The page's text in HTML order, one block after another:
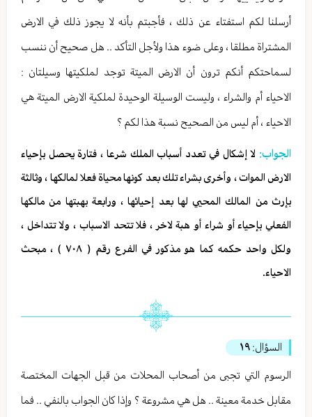
أرسلنا لكم استفتاء عن ذلك ، فأجبتم بأنه لا يجوز ذلك في الارض
المشتراة مطلقا ، وعلى ضوء هذا ولأجل التأكد .. هل صحيح أن ننسب
لسماحتكم أنكم ترون أن الارض الميتة توجد لملكيتها وسيلتان :
الاحياء أم والشراء ، وليست الوسيلة الوحيدة لملكية الارض الميتة هي
الاحياء ، أم ليس من الصحيح نسبة هذا لكم ؟
الجواب: لا إشكال في تعدد أسباب الملك شرعا ، فتارة يحصل بإحياء
الارض الموات ، وأخرى بشراء تلك بعد كونها محياة فعلا لمالكها ، وثالثة
بإرث من المالك المحيي لها بعد إحيائها ، ورابعة بهبتها من مالكها
الفعلي بإحياء أو شراء أو هبة لاخر ، فلا تتحد الاسباب ، ولا تتداخل ،
ولكل واحد حكمه كما هو مذكور في الفرع رقم ( ٧٠٨ ) ، مبحث
الاحياء.
السؤال: ١٩
الرسوم التي تجبى من أصحاب المحلات من قبل الجهات المختصة
مقابل خدمة معينة .. هل هي مشروعة ؟ وإذا كان الجواب بالنفي .. فما